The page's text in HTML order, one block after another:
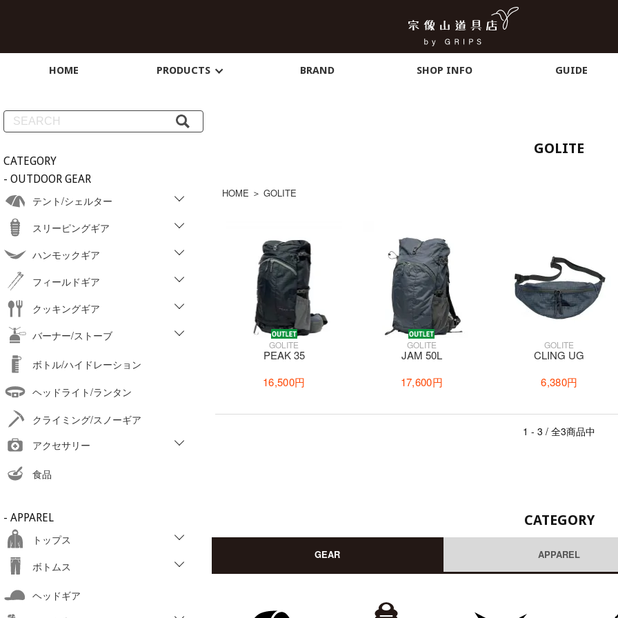
HOME PRODUCTS BRAND SHOP INFO GUIDE
CATEGORY
- OUTDOOR GEAR
テント/シェルター
スリーピングギア
ハンモックギア
フィールドギア
クッキングギア
バーナー/ストーブ
ボトル/ハイドレーション
ヘッドライト/ランタン
クライミング/スノーギア
アクセサリー
食品
- APPAREL
トップス
ボトムス
ヘッドギア
GOLITE
HOME ＞ GOLITE
GOLITE
PEAK 35
16,500円
GOLITE
JAM 50L
17,600円
GOLITE
CLING UG
6,380円
1 - 3 / 全3商品中
CATEGORY
GEAR APPAREL